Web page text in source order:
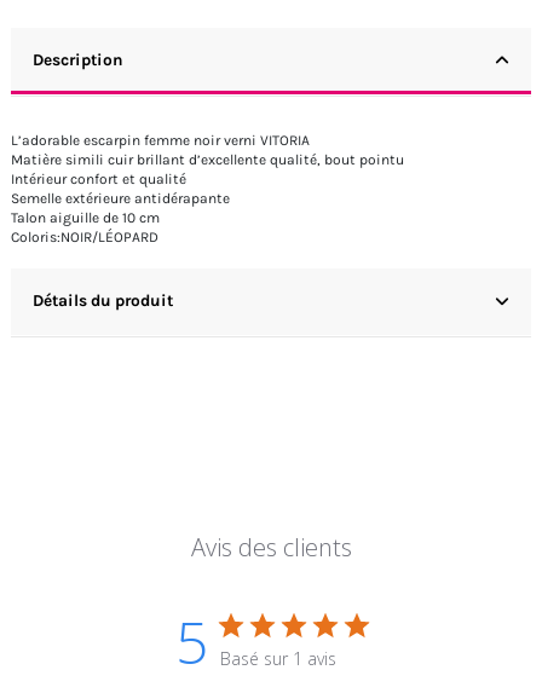
Description
L’adorable escarpin femme noir verni VITORIA
Matière simili cuir brillant d’excellente qualité, bout pointu
Intérieur confort et qualité
Semelle extérieure antidérapante
Talon aiguille de 10 cm
Coloris:NOIR/LÉOPARD
Détails du produit
Avis des clients
5 Basé sur 1 avis